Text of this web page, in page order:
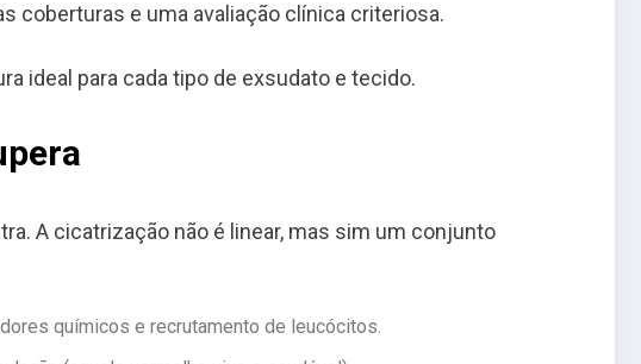
coberturas e uma avaliação clínica criteriosa.
ideal para cada tipo de exsudato e tecido.
A cicatrização não é linear, mas sim um conjunto
químicos e recrutamento de leucócitos.